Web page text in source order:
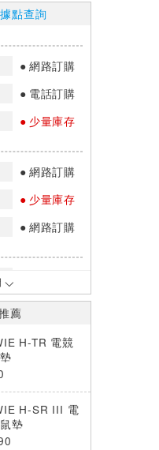
據點查詢
網路訂購
電話訂購
少量庫存
網路訂購
少量庫存
網路訂購
(0)、少量庫存
上)。
數量為準，可使
市電話洽詢。
薦
H-TR 電競
H-SR III 電
墊